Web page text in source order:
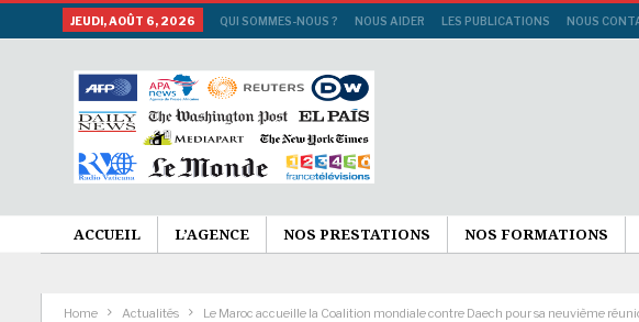
JEUDI, AOÛT 6, 2026 QUI SOMMES-NOUS ? NOUS AIDER LES PUBLICATIONS NOUS
ACCUEIL L’AGENCE NOS PRESTATIONS NOS FORMATIONS
Home Actualités Le Maroc accueille la Coalition mondiale contre Daech pour sa neuvième